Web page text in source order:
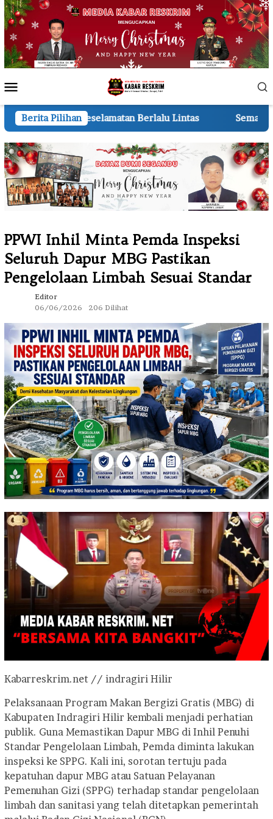
Loncat
ke
konten
Mobile
Berita Pilihan
Berlalu Lintas Semarak HUT ke-81 RI 210 Regu
PPWI Inhil Minta Pemda Inspeksi
Seluruh Dapur MBG Pastikan
Pengelolaan Limbah Sesuai Standar
Editor
06/06/2026
206 Dilihat
Kabarreskrim.net // indragiri Hilir
Pelaksanaan Program Makan Bergizi Gratis (MBG) di
Kabupaten Indragiri Hilir kembali menjadi perhatian
publik. Guna Memastikan Dapur MBG di Inhil Penuhi
Standar Pengelolaan Limbah, Pemda diminta lakukan
inspeksi ke SPPG. Kali ini, sorotan tertuju pada
kepatuhan dapur MBG atau Satuan Pelayanan
Pemenuhan Gizi (SPPG) terhadap standar pengelolaan
limbah dan sanitasi yang telah ditetapkan pemerintah